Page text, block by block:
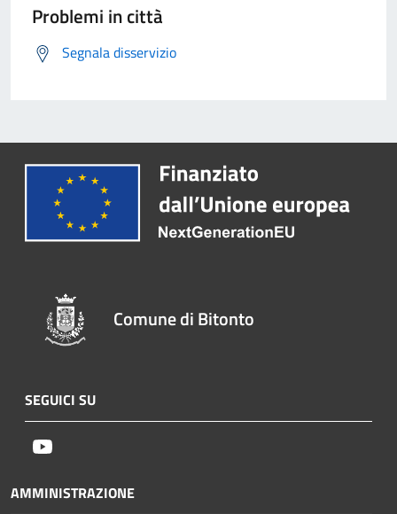
Problemi in città
Segnala disservizio
Comune di Bitonto
SEGUICI SU
AMMINISTRAZIONE